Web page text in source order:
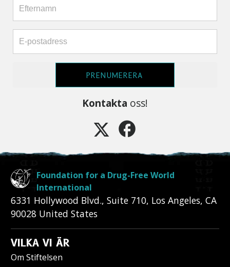
PRENUMERERA
Kontakta oss!
Foundation for a Drug-Free World
International
6331 Hollywood Blvd., Suite 710, Los Angeles, CA
90028 United States
VILKA VI ÄR
Om Stiftelsen